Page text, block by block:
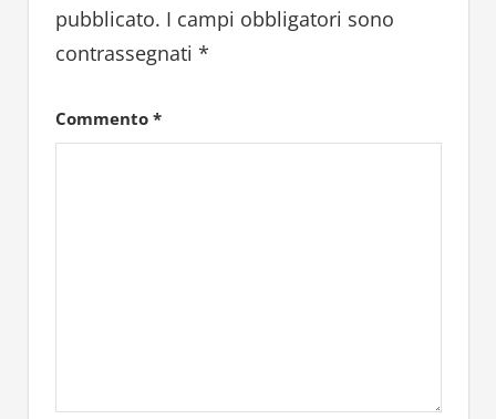
pubblicato. I campi obbligatori sono
contrassegnati *
Commento *